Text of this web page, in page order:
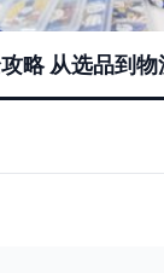
略 从选品到